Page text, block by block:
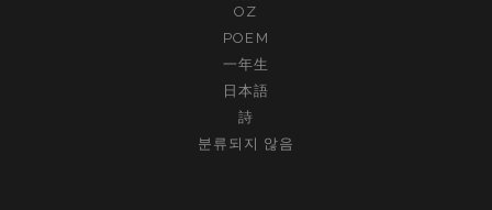
OZ
POEM
一年生
日本語
詩
분류되지 않음